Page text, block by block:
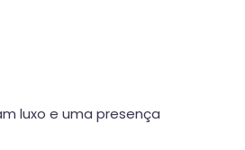
luxo e uma presença